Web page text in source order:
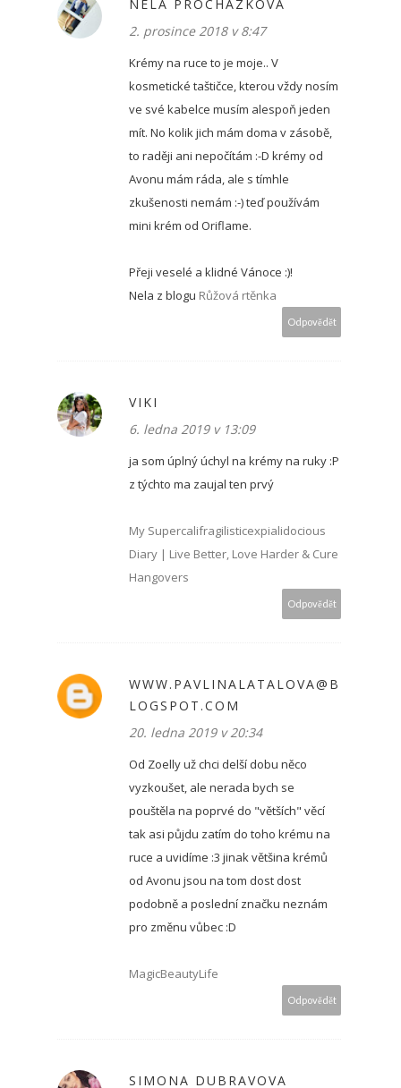
NELA PROCHÁZKOVÁ
2. prosince 2018 v 8:47
Krémy na ruce to je moje.. V
kosmetické taštičce, kterou vždy nosím
ve své kabelce musím alespoň jeden
mít. No kolik jich mám doma v zásobě,
to raději ani nepočítám :-D krémy od
Avonu mám ráda, ale s tímhle
zkušenosti nemám :-) teď používám
mini krém od Oriflame.
Přeji veselé a klidné Vánoce :)!
Nela z blogu Růžová rtěnka
Odpovědět
VIKI
6. ledna 2019 v 13:09
ja som úplný úchyl na krémy na ruky :P
z týchto ma zaujal ten prvý
My Supercalifragilisticexpialidocious
Diary | Live Better, Love Harder & Cure
Hangovers
Odpovědět
WWW.PAVLINALATALOVA@B
LOGSPOT.COM
20. ledna 2019 v 20:34
Od Zoelly už chci delší dobu něco
vyzkoušet, ale nerada bych se
pouštěla na poprvé do "větších" věcí
tak asi půjdu zatím do toho krému na
ruce a uvidíme :3 jinak většina krémů
od Avonu jsou na tom dost dost
podobně a poslední značku neznám
pro změnu vůbec :D
MagicBeautyLife
Odpovědět
SIMONA DUBRAVOVA